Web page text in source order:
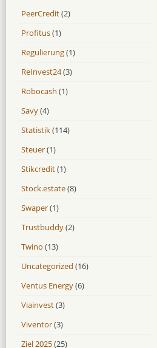
PeerCredit(2)
Profitus(1)
Regulierung(1)
ReInvest24(3)
Robocash (1)
Savy(4)
Statistik(114)
Steuer(1)
Stikcredit(1)
Stock.estate(8)
Swaper(1)
Trustbuddy(2)
Twino (13)
Uncategorized (16)
Ventus Energy(6)
Viainvest(3)
Viventor(3)
Ziel 2025(25)